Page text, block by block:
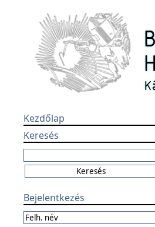
Kezdőlap
Keresés
Bejelentkezés